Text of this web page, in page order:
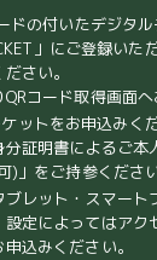
ドの付いたデジタ
」にご登録い
さい。
コード取得画面へ
ットをお申込みくだ
証明書によるご本
)」をご持参くださ
レット・スマート
定によってはアク
込みください。